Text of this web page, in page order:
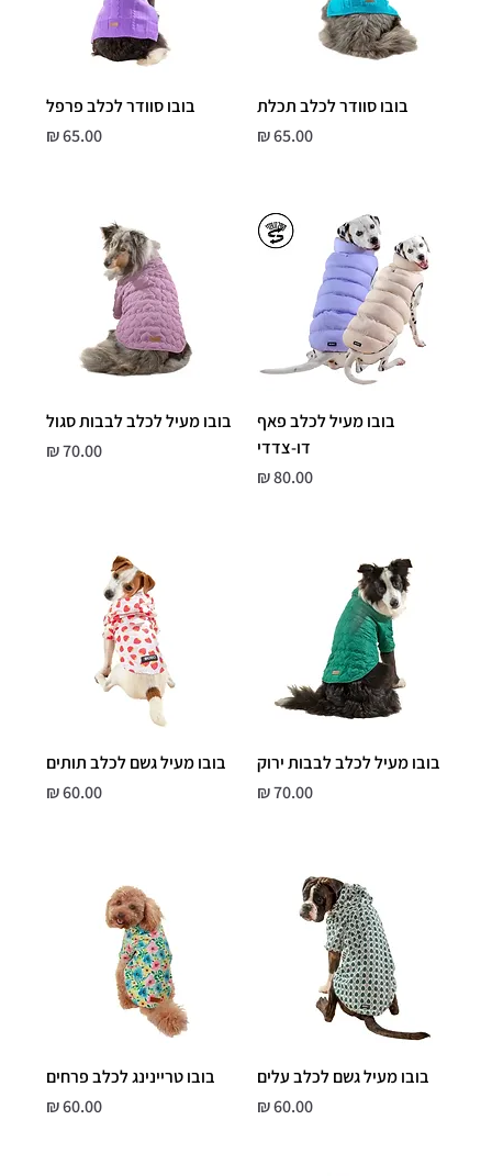
בובו סוודר לכלב תכלת
מחיר
בובו סוודר לכלב פרפל
מחיר
בובו מעיל לכלב פאף
דו-צדדי
מחיר
בובו מעיל לכלב לבבות סגול
מחיר
בובו מעיל לכלב לבבות ירוק
מחיר
בובו מעיל גשם לכלב תותים
מחיר
בובו מעיל גשם לכלב עלים
מחיר
בובו טריינינג לכלב פרחים
מחיר